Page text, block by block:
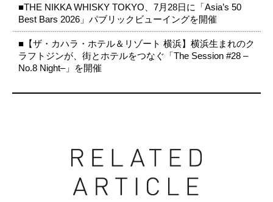
■THE NIKKA WHISKY TOKYO、7月28日に「Asia’s 50
Best Bars 2026」パブリックビューイングを開催
■【ザ・カハラ・ホテル＆リゾート 横浜】横浜生まれのク
ラフトジンが、街とホテルをつなぐ「The Session #28 –
No.8 Night–」を開催